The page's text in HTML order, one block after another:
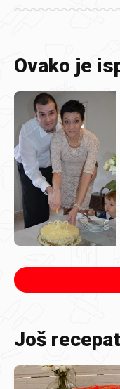
Ovako je
Još